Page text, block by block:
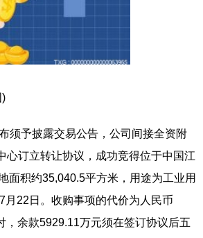
)
须予披露交易公告，公司间接全资附
心订立转让协议，成功竞得位于中国江
面积约35,040.5平方米，用途为工业用
22日。收购事项的代价为人民币
余款5929.11万元须在签订协议后五